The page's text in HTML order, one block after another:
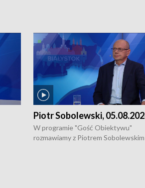
Piotr Sobolewski,
W programie "Gość Obiektywu"
rozmawiamy z Piotrem